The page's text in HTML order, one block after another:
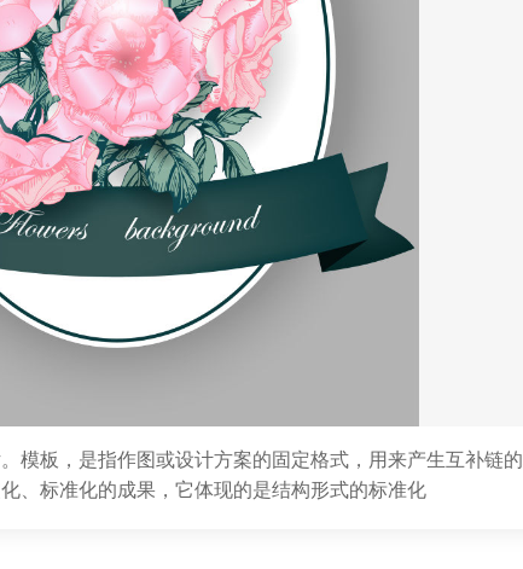
模板，是指作图或设计方案的固定格式，用来产生互补链
、标准化的成果，它体现的是结构形式的标准化